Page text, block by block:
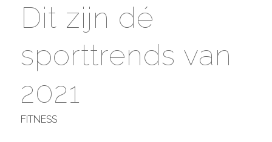
Dit zijn dé
sporttrends van
2021
FITNESS